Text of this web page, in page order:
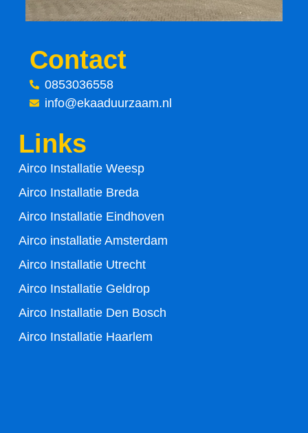
o
k
-
Contact
0853036558
info@ekaaduurzaam.nl
Links
Airco Installatie Weesp
Airco Installatie Breda
Airco Installatie Eindhoven
Airco installatie Amsterdam
Airco Installatie Utrecht
Airco Installatie Geldrop
Airco Installatie Den Bosch
Airco Installatie Haarlem